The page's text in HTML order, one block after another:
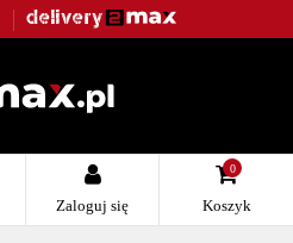
Zaloguj się
0
Koszyk